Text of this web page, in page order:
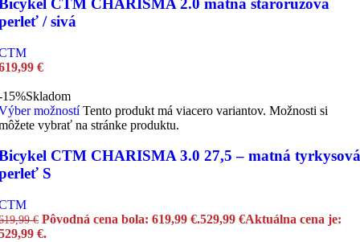
CTM CHARISMA 2.0 matná staroružová
/ sivá
€
15%Skladom
možností Tento produkt má viacero variantov. Možnosti si
vybrať na stránke produktu.
CTM CHARISMA 3.0 27,5 – matná tyrkysová
S
€ Pôvodná cena bola: 619,99 €.529,99 €Aktuálna cena je:
€.